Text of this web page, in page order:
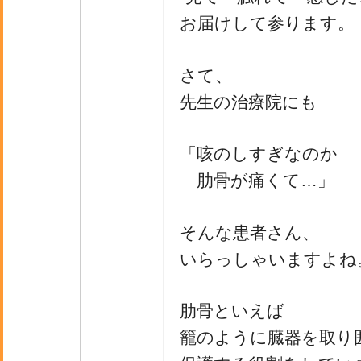
お届けして参ります。
さて、
先生の治療院にも
「咳のしすぎなのか
肋骨が痛くて…」
そんな患者さん、
いらっしゃいますよね
肋骨といえば
籠のように臓器を取り